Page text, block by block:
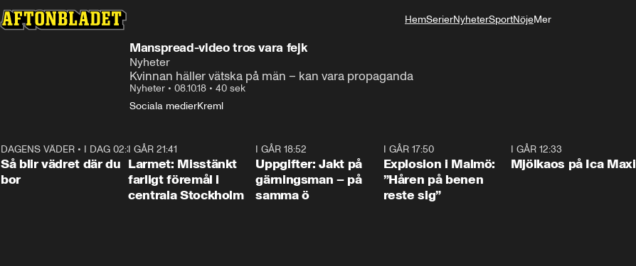
HemSerierNyheterSportNöjeMer
Manspread-video tros vara fejk
Nyheter
Kvinnan häller vätska på män – kan vara propaganda
Nyheter • 08.10.18 • 40 sek
Sociala medierKreml
1:06
DAGENS VÄDER • I DAG 02:30
Så blir vädret där du
bor
I GÅR 21:41
Larmet: Misstänkt
farligt föremål i
centrala Stockholm
I GÅR 18:52
Uppgifter: Jakt på
gärningsman – på
samma ö
I GÅR 17:50
Explosion i Malmö:
”Håren på benen
reste sig”
I GÅR 12:33
Mjölkaos på Ica Maxi